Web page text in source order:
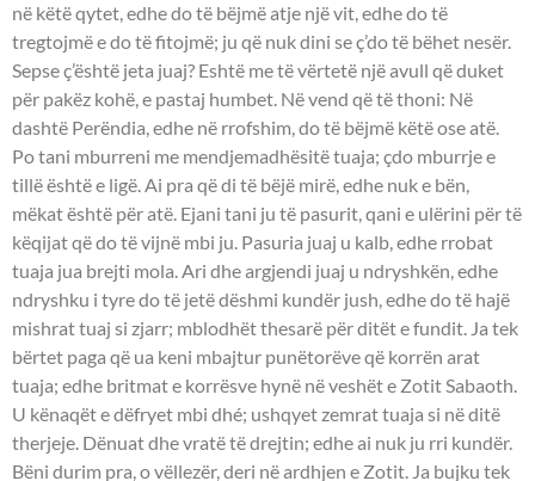
në këtë qytet, edhe do të bëjmë atje një vit, edhe do të
tregtojmë e do të fitojmë; ju që nuk dini se ç’do të bëhet nesër.
Sepse ç’është jeta juaj? Eshtë me të vërtetë një avull që duket
për pakëz kohë, e pastaj humbet. Në vend që të thoni: Në
dashtë Perëndia, edhe në rrofshim, do të bëjmë këtë ose atë.
Po tani mburreni me mendjemadhësitë tuaja; çdo mburrje e
tillë është e ligë. Ai pra që di të bëjë mirë, edhe nuk e bën,
mëkat është për atë. Ejani tani ju të pasurit, qani e ulërini për të
këqijat që do të vijnë mbi ju. Pasuria juaj u kalb, edhe rrobat
tuaja jua brejti mola. Ari dhe argjendi juaj u ndryshkën, edhe
ndryshku i tyre do të jetë dëshmi kundër jush, edhe do të hajë
mishrat tuaj si zjarr; mblodhët thesarë për ditët e fundit. Ja tek
bërtet paga që ua keni mbajtur punëtorëve që korrën arat
tuaja; edhe britmat e korrësve hynë në veshët e Zotit Sabaoth.
U kënaqët e dëfryet mbi dhé; ushqyet zemrat tuaja si në ditë
therjeje. Dënuat dhe vratë të drejtin; edhe ai nuk ju rri kundër.
Bëni durim pra, o vëllezër, deri në ardhjen e Zotit. Ja bujku tek